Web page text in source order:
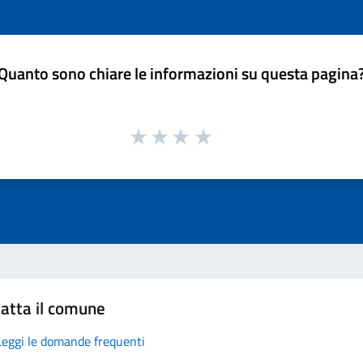
sono chiare le informazioni su questa
il comune
le domande frequenti